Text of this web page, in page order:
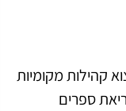
קהילות מקומיות
ספרים